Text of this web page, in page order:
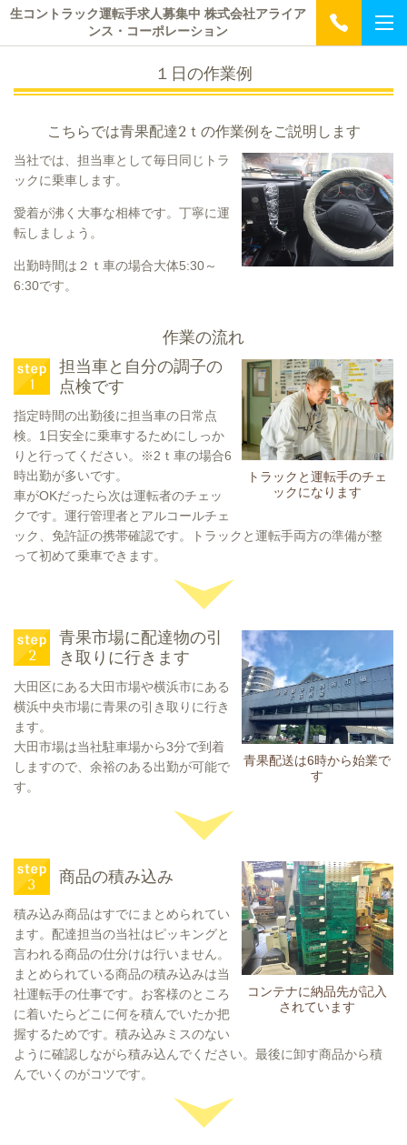
生コントラック運転手求人募集中 株式会社アライア
ンス・コーポレーション
１日の作業例
こちらでは青果配達2ｔの作業例をご説明します
当社では、担当車として毎日同じトラ
ックに乗車します。
愛着が沸く大事な相棒です。丁寧に運
転しましょう。
出勤時間は２ｔ車の場合大体5:30～
6:30です。
作業の流れ
トラックと運転手のチェ
ックになります
担当車と自分の調子の
点検です
指定時間の出勤後に担当車の日常点
検。1日安全に乗車するためにしっか
りと行ってください。※2ｔ車の場合6
時出勤が多いです。
車がOKだったら次は運転者のチェッ
クです。運行管理者とアルコールチェ
ック、免許証の携帯確認です。トラックと運転手両方の準備が整
って初めて乗車できます。
青果配送は6時から始業で
す
青果市場に配達物の引
き取りに行きます
大田区にある大田市場や横浜市にある
横浜中央市場に青果の引き取りに行き
ます。
大田市場は当社駐車場から3分で到着
しますので、余裕のある出勤が可能で
す。
コンテナに納品先が記入
されています
商品の積み込み
積み込み商品はすでにまとめられてい
ます。配達担当の当社はピッキングと
言われる商品の仕分けは行いません。
まとめられている商品の積み込みは当
社運転手の仕事です。お客様のところ
に着いたらどこに何を積んでいたか把
握するためです。積み込みミスのない
ように確認しながら積み込んでください。最後に卸す商品から積
んでいくのがコツです。